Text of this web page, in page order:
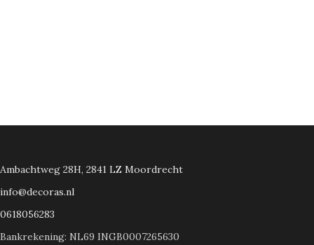
Ambachtweg 28H, 2841 LZ Moordrecht
info@decoras.nl
0618056283
Bankrekening: NL69 INGB0007265630